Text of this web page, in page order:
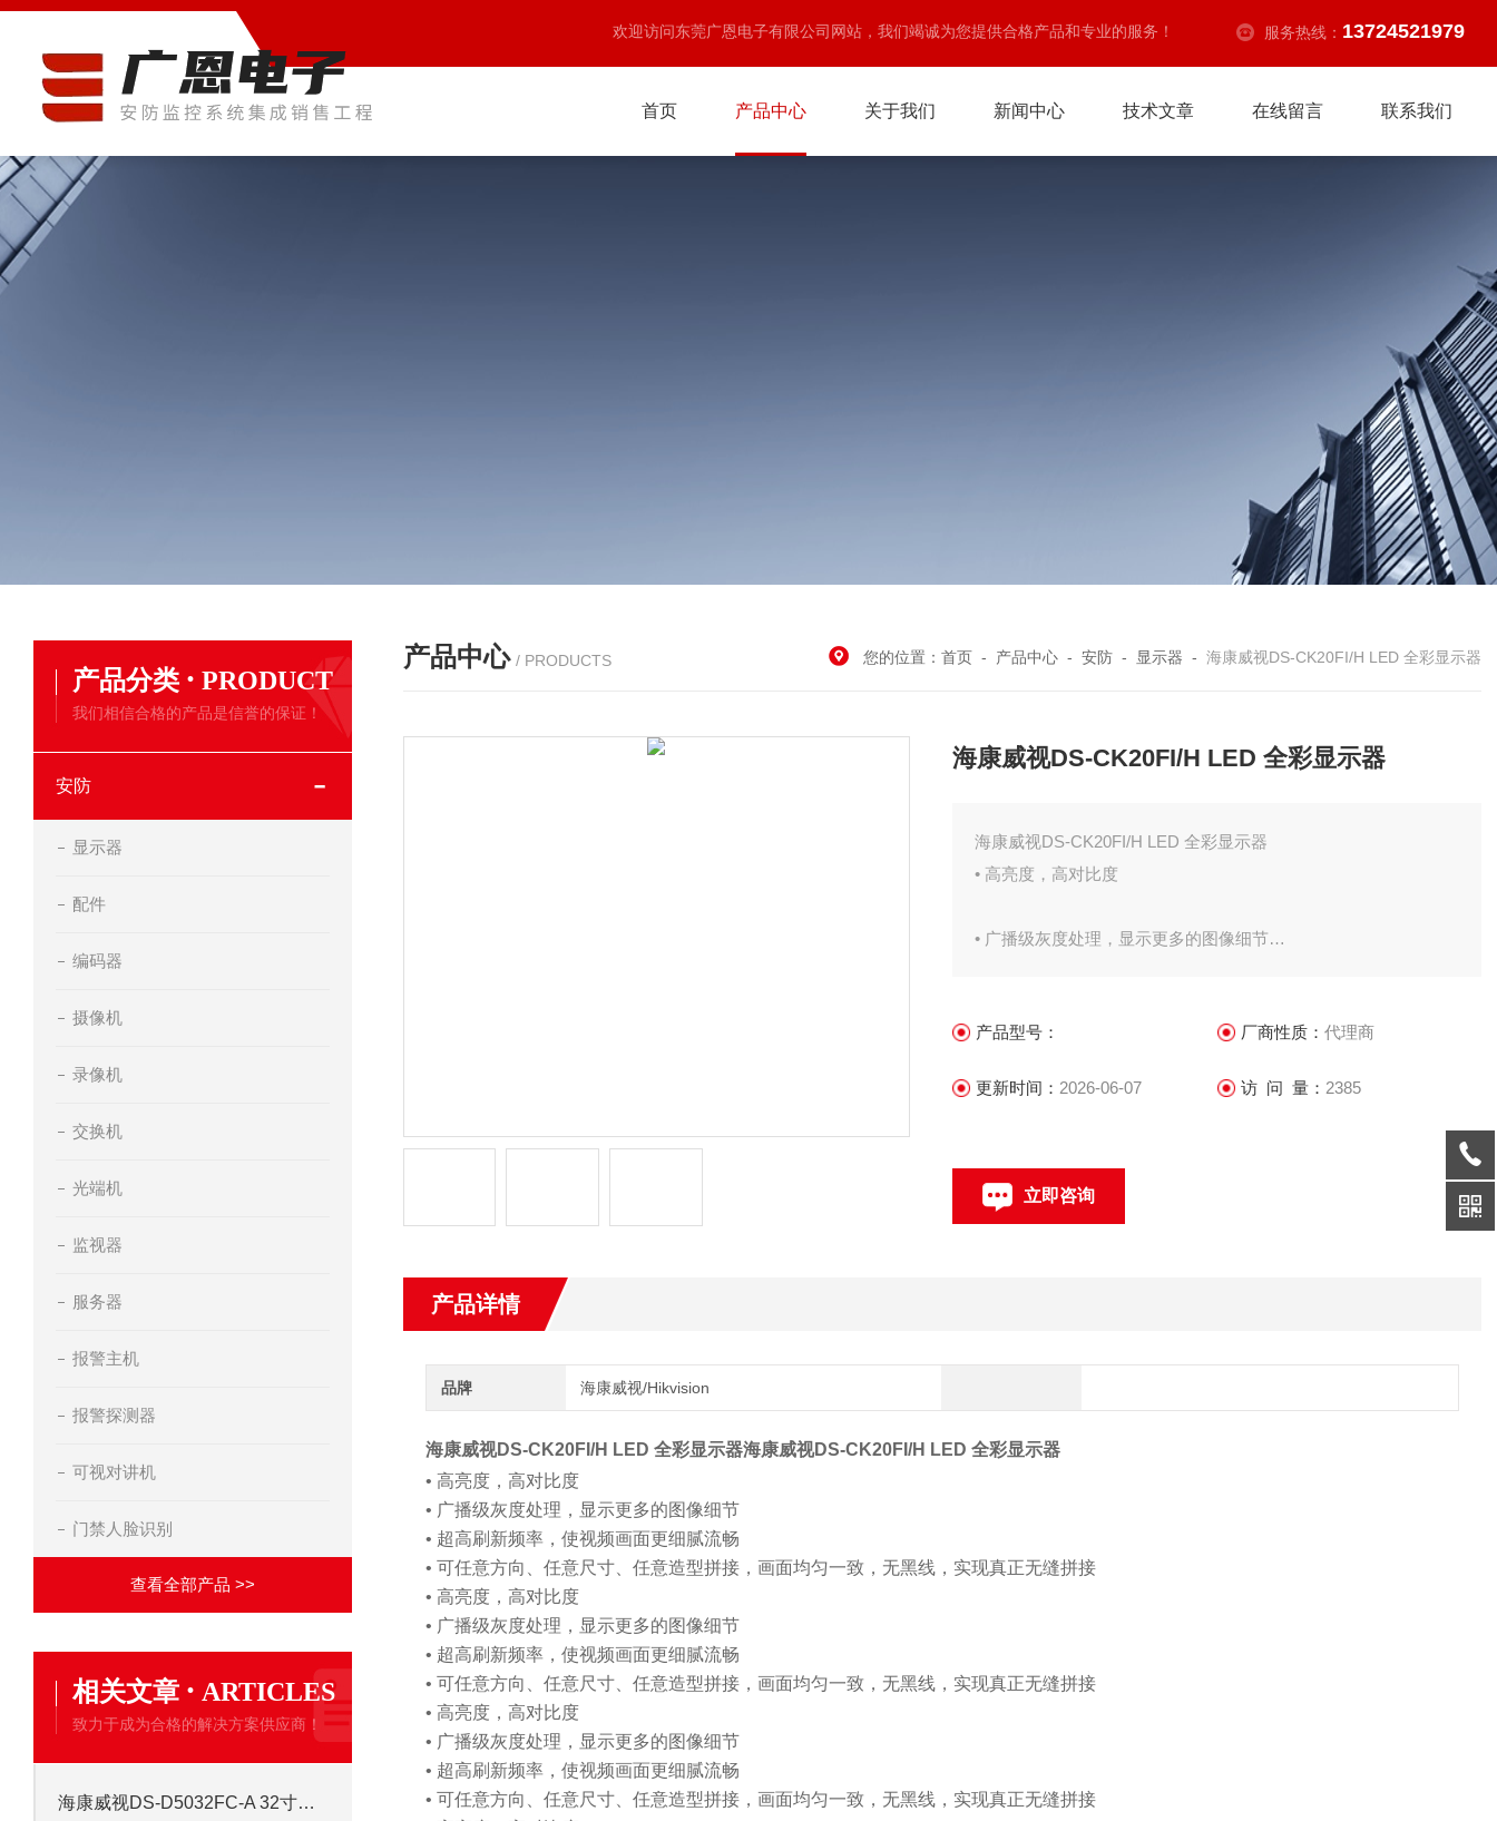
欢迎访问东莞广恩电子有限公司网站，我们竭诚为您提供合格产品和专业的服务！ 服务热线： 13724521979
首页 产品中心 关于我们 新闻中心 技术文章 在线留言 联系我们
产品分类 · PRODUCT
我们相信合格的产品是信誉的保证！
安防
显示器
配件
编码器
摄像机
录像机
交换机
光端机
监视器
服务器
报警主机
报警探测器
可视对讲机
门禁人脸识别
查看全部产品 >>
相关文章 · ARTICLES
致力于成为合格的解决方案供应商！
海康威视DS-D5032FC-A 32寸塑胶外观高清液晶监视器
产品中心 / PRODUCTS 您的位置： 首页 - 产品中心 - 安防 - 显示器 - 海康威视DS-CK20FI/H LED 全彩显示器
海康威视DS-CK20FI/H LED 全彩显示器
海康威视DS-CK20FI/H LED 全彩显示器
• 高亮度，高对比度
• 广播级灰度处理，显示更多的图像细节
线，实现真正无缝拼接
产品型号： 厂商性质： 代理商
更新时间： 2026-06-07 访 问 量： 2385
立即咨询
产品详情
品牌 海康威视/Hikvision
海康威视DS-CK20FI/H LED 全彩显示器海康威视DS-CK20FI/H LED 全彩显示器
• 高亮度，高对比度
• 广播级灰度处理，显示更多的图像细节
• 超高刷新频率，使视频画面更细腻流畅
• 可任意方向、任意尺寸、任意造型拼接，画面均匀一致，无黑线，实现真正无缝拼接
• 高亮度，高对比度
• 广播级灰度处理，显示更多的图像细节
• 超高刷新频率，使视频画面更细腻流畅
• 可任意方向、任意尺寸、任意造型拼接，画面均匀一致，无黑线，实现真正无缝拼接
• 高亮度，高对比度
• 广播级灰度处理，显示更多的图像细节
• 超高刷新频率，使视频画面更细腻流畅
• 可任意方向、任意尺寸、任意造型拼接，画面均匀一致，无黑线，实现真正无缝拼接